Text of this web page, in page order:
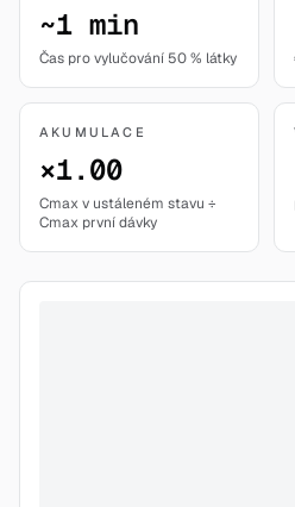
~1 min
Čas pro vylučování 50 % látky
AKUMULACE
×1.00
Cmax v ustáleném stavu ÷
Cmax první dávky